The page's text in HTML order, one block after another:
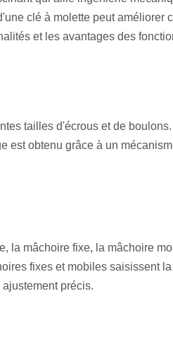
clé à molette peut
et les avantages des
tailles d'écrous et de
est obtenu grâce à un
la mâchoire fixe, la mâchoire
fixes et mobiles saisissent
précis.